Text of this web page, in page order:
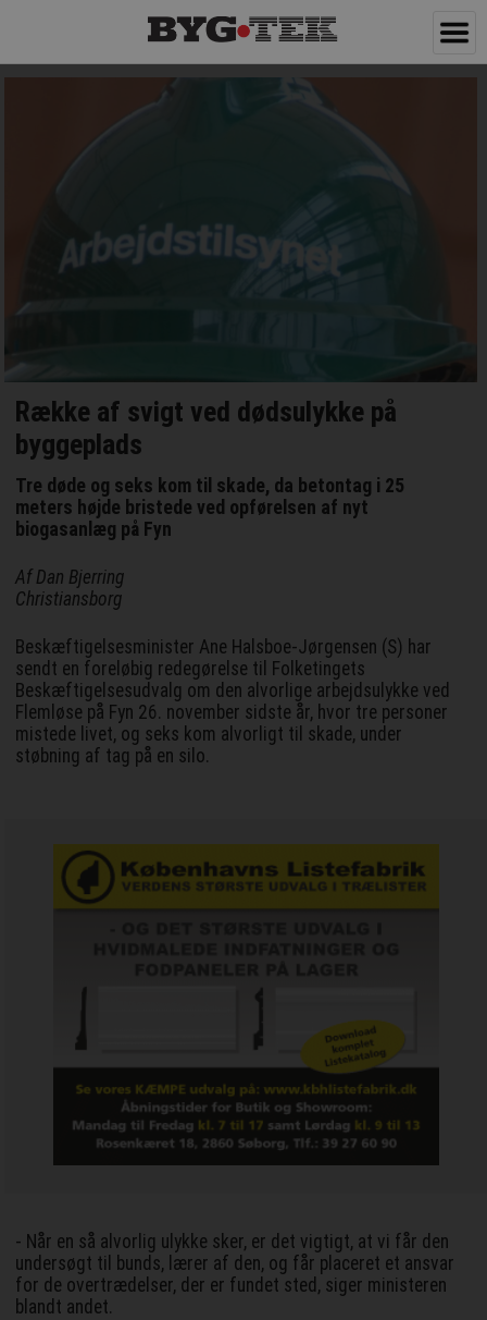
Række af svigt ved dødsulykke på
byggeplads
Tre døde og seks kom til skade, da betontag i 25
meters højde bristede ved opførelsen af nyt
biogasanlæg på Fyn
Af Dan Bjerring
Christiansborg
Beskæftigelsesminister Ane Halsboe-Jørgensen (S) har
sendt en foreløbig redegørelse til Folketingets
Beskæftigelsesudvalg om den alvorlige arbejdsulykke ved
Flemløse på Fyn 26. november sidste år, hvor tre personer
mistede livet, og seks kom alvorligt til skade, under
støbning af tag på en silo.
- Når en så alvorlig ulykke sker, er det vigtigt, at vi får den
undersøgt til bunds, lærer af den, og får placeret et ansvar
for de overtrædelser, der er fundet sted, siger ministeren
blandt andet.